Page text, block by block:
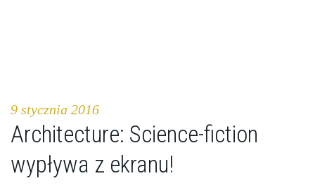
9 stycznia 2016
Architecture: Science-fiction
wypływa z ekranu!